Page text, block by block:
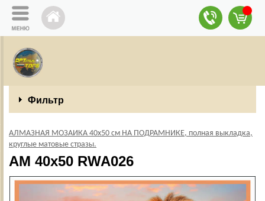
Фильтр
АЛМАЗНАЯ МОЗАИКА 40х50 см НА ПОДРАМНИКЕ, полная выкладка,
круглые матовые стразы.
AM 40x50 RWA026